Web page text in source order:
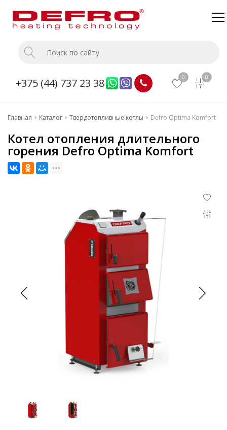
+375 (44) 737 23 38 0 0
О компании
Монтаж
Прайс
Главная Каталог Твердотопливные котлы Defro Optima Komfort
Котел отопления длительного
горения Defro Optima Komfort